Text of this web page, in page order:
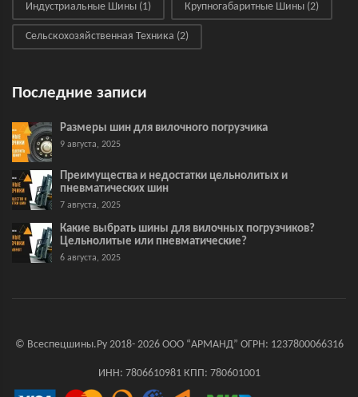
Индустриальные Шины (1) Крупногабаритные Шины (2)
Сельскохозяйственная Техника (2)
Последние записи
Размеры шин для вилочного погрузчика
9 августа, 2025
Преимущества и недостатки цельнолитых и
пневматических шин
7 августа, 2025
Какие выбрать шины для вилочных погрузчиков?
Цельнолитые или пневматические?
6 августа, 2025
© Всеспецшины.Ру 2018- 2026 ООО “АРМАНД” ОГРН: 1237800066316
ИНН: 7806610981 КПП: 780601001